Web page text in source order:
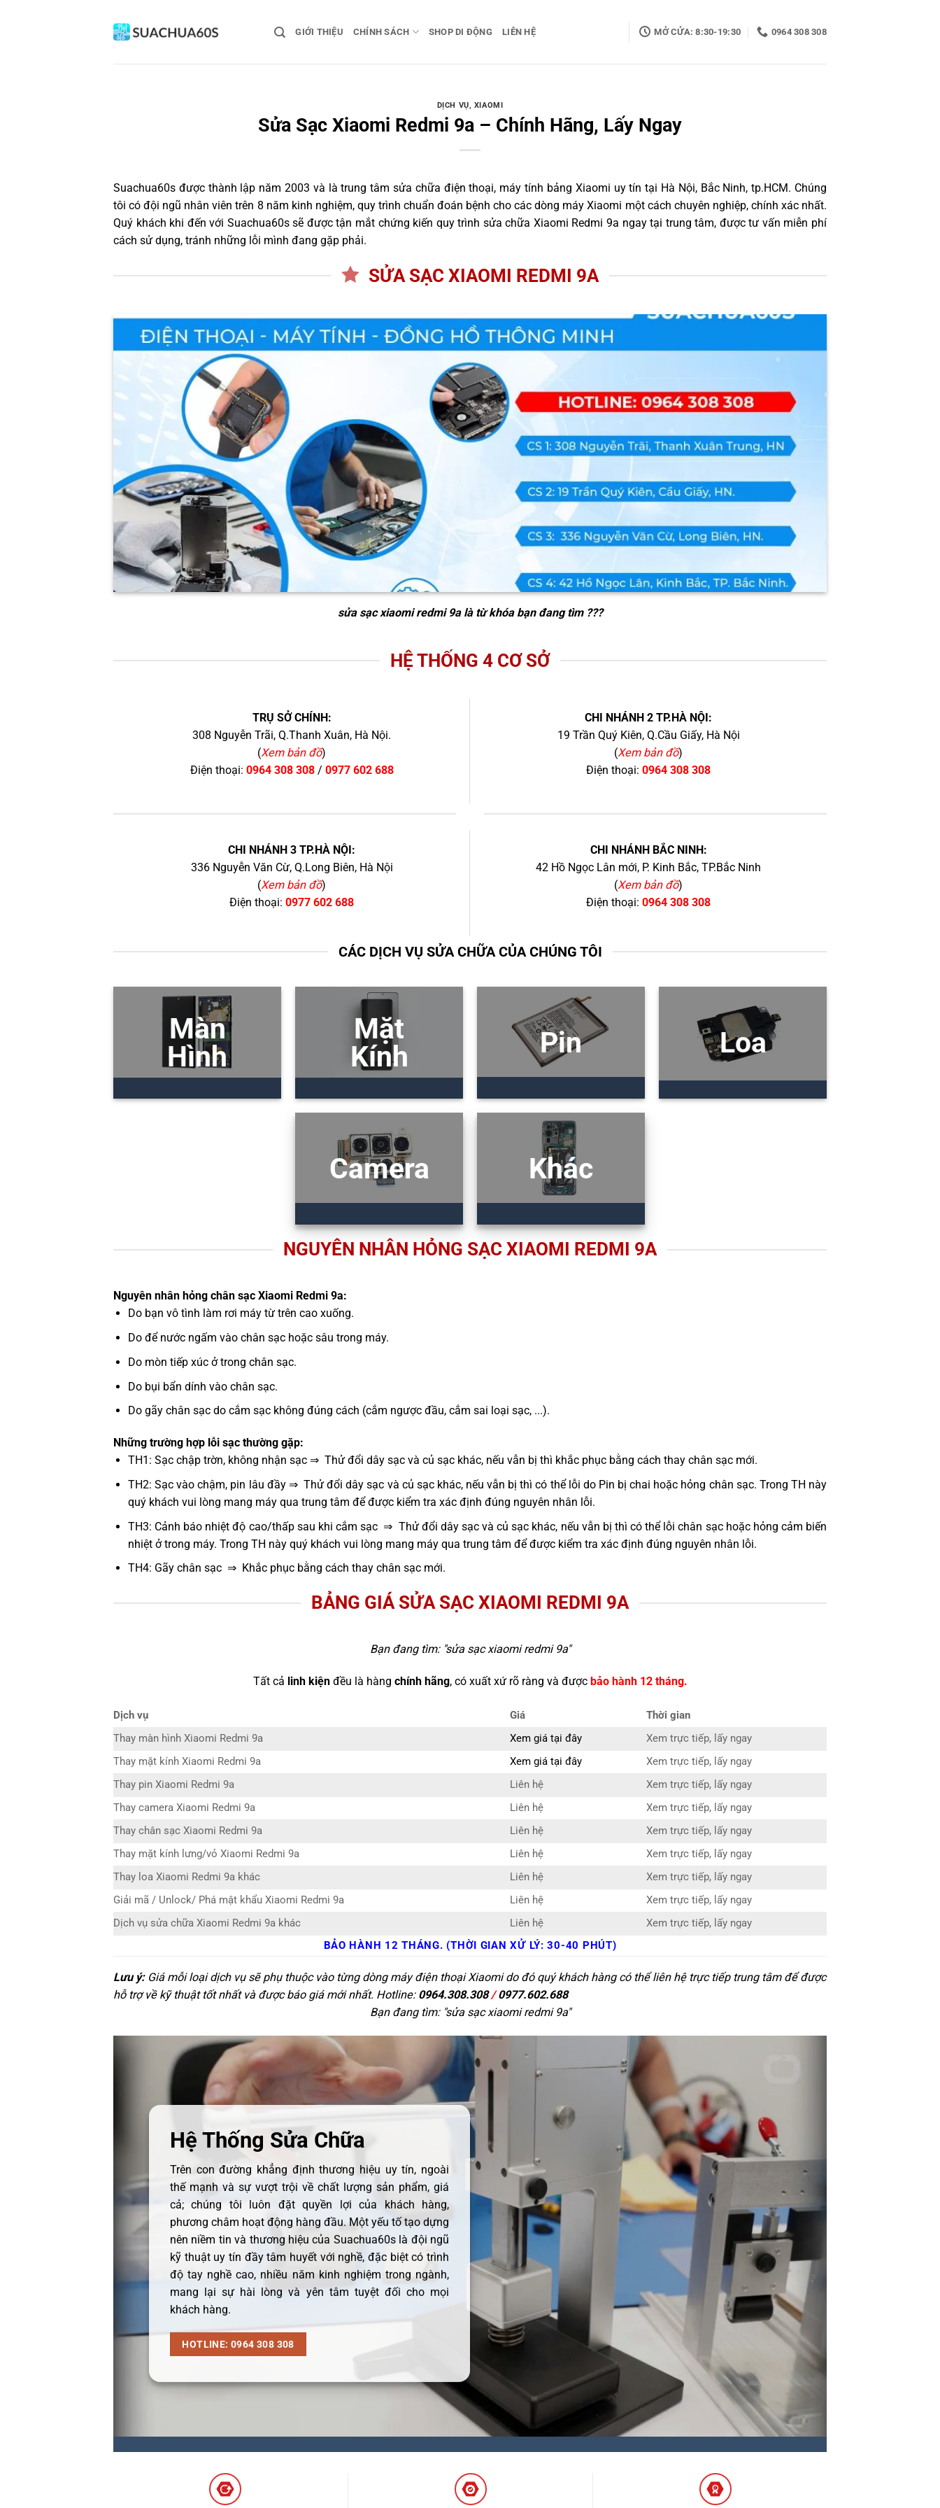
GIỚI THIỆU CHÍNH SÁCH SHOP DI ĐỘNG LIÊN HỆ MỞ CỬA: 8:30-19:30 0964 308 308
DỊCH VỤ, XIAOMI
Sửa Sạc Xiaomi Redmi 9a – Chính Hãng, Lấy Ngay
Suachua60s được thành lập năm 2003 và là trung tâm sửa chữa điện thoại, máy tính bảng Xiaomi uy tín tại Hà Nội, Bắc Ninh, tp.HCM. Chúng
tôi có đội ngũ nhân viên trên 8 năm kinh nghiệm, quy trình chuẩn đoán bệnh cho các dòng máy Xiaomi một cách chuyên nghiệp, chính xác nhất.
Quý khách khi đến với Suachua60s sẽ được tận mắt chứng kiến quy trình sửa chữa Xiaomi Redmi 9a ngay tại trung tâm, được tư vấn miễn phí
cách sử dụng, tránh những lỗi mình đang gặp phải.
SỬA SẠC XIAOMI REDMI 9A
sửa sạc xiaomi redmi 9alà từ khóa bạn đang tìm ???
HỆ THỐNG 4 CƠ SỞ
TRỤ SỞ CHÍNH:
308 Nguyễn Trãi, Q.Thanh Xuân, Hà Nội.
(Xem bản đồ)
Điện thoại: 0964 308 308/ 0977 602 688
CHI NHÁNH 2 TP.HÀ NỘI:
19 Trần Quý Kiên, Q.Cầu Giấy, Hà Nội
(Xem bản đồ)
Điện thoại: 0964 308 308
CHI NHÁNH 3 TP.HÀ NỘI:
336 Nguyễn Văn Cừ, Q.Long Biên, Hà Nội
(Xem bản đồ)
Điện thoại: 0977 602 688
CHI NHÁNH BẮC NINH:
42 Hồ Ngọc Lân mới, P. Kinh Bắc, TP.Bắc Ninh
(Xem bản đồ)
Điện thoại: 0964 308 308
CÁC DỊCH VỤ SỬA CHỮA CỦA CHÚNG TÔI
Màn
Hình
Mặt
Kính
Pin Loa
Camera Khác
NGUYÊN NHÂN HỎNG SẠC XIAOMI REDMI 9A
Nguyên nhân hỏng chân sạc Xiaomi Redmi 9a:
Do bạn vô tình làm rơi máy từ trên cao xuống.
Do để nước ngấm vào chân sạc hoặc sâu trong máy.
Do mòn tiếp xúc ở trong chân sạc.
Do bụi bẩn dính vào chân sạc.
Do gãy chân sạc do cắm sạc không đúng cách (cắm ngược đầu, cắm sai loại sạc, ...).
Những trường hợp lỗi sạc thường gặp:
TH1: Sạc chập trờn, không nhận sạc ⇒ Thử đổi dây sạc và củ sạc khác, nếu vẫn bị thì khắc phục bằng cách thay chân sạc mới.
TH2: Sạc vào chậm, pin lâu đầy ⇒ Thử đổi dây sạc và củ sạc khác, nếu vẫn bị thì có thể lỗi do Pin bị chai hoặc hỏng chân sạc. Trong TH này
quý khách vui lòng mang máy qua trung tâm để được kiểm tra xác định đúng nguyên nhân lỗi.
TH3: Cảnh báo nhiệt độ cao/thấp sau khi cắm sạc ⇒ Thử đổi dây sạc và củ sạc khác, nếu vẫn bị thì có thể lỗi chân sạc hoặc hỏng cảm biến
nhiệt ở trong máy. Trong TH này quý khách vui lòng mang máy qua trung tâm để được kiểm tra xác định đúng nguyên nhân lỗi.
TH4: Gãy chân sạc ⇒ Khắc phục bằng cách thay chân sạc mới.
BẢNG GIÁ SỬA SẠC XIAOMI REDMI 9A
Bạn đang tìm: "sửa sạc xiaomi redmi 9a"
Tất cả linh kiệnđều là hàng chính hãng, có xuất xứ rõ ràng và được bảo hành 12 tháng.
Dịch vụ Giá
Thời gian
Thay màn hình Xiaomi Redmi 9a
Xem giá tại đây
Xem trực tiếp, lấy ngay
Thay mặt kính Xiaomi Redmi 9a
Xem giá tại đây
Xem trực tiếp, lấy ngay
Thay pin Xiaomi Redmi 9a
Liên hệ
Xem trực tiếp, lấy ngay
Thay camera Xiaomi Redmi 9a
Liên hệ
Xem trực tiếp, lấy ngay
Thay chân sạc Xiaomi Redmi 9a
Liên hệ
Xem trực tiếp, lấy ngay
Thay mặt kính lưng/vỏ Xiaomi Redmi 9a
Liên hệ
Xem trực tiếp, lấy ngay
Thay loa Xiaomi Redmi 9a khác
Liên hệ
Xem trực tiếp, lấy ngay
Giải mã / Unlock/ Phá mật khẩu Xiaomi Redmi 9a
Liên hệ
Xem trực tiếp, lấy ngay
Dịch vụ sửa chữa Xiaomi Redmi 9a khác
Liên hệ
Xem trực tiếp, lấy ngay
BẢO HÀNH 12 THÁNG. (THỜI GIAN XỬ LÝ: 30-40 PHÚT)
Lưu ý:Giá mỗi loại dịch vụ sẽ phụ thuộc vào từng dòng máy điện thoại Xiaomi do đó quý khách hàng có thể liên hệ trực tiếp trung tâm để được
hỗ trợ về kỹ thuật tốt nhất và được báo giá mới nhất. Hotline: 0964.308.308/0977.602.688
Bạn đang tìm: "sửa sạc xiaomi redmi 9a"
Hệ Thống Sửa Chữa
Trên con đường khẳng định thương hiệu uy tín, ngoài
thế mạnh và sự vượt trội về chất lượng sản phẩm, giá
cả; chúng tôi luôn đặt quyền lợi của khách hàng,
phương châm hoạt động hàng đầu. Một yếu tố tạo dựng
nên niềm tin và thương hiệu của Suachua60s là đội ngũ
kỹ thuật uy tín đầy tâm huyết với nghề, đặc biệt có trình
độ tay nghề cao, nhiều năm kinh nghiệm trong ngành,
mang lại sự hài lòng và yên tâm tuyệt đối cho mọi
khách hàng.
HOTLINE: 0964 308 308